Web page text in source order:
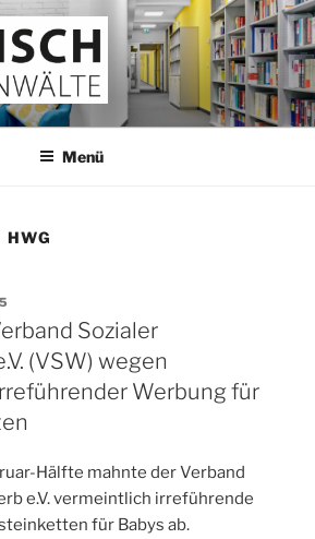
Menü
HWG
Sozialer
(VSW) wegen
Werbung für
Hälfte mahnte der Verband
e.V. vermeintlich irreführende
für Babys ab.